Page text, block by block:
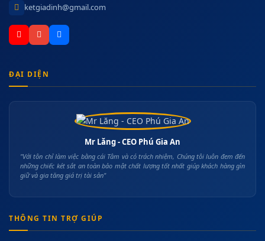
ketgiadinh@gmail.com
ĐẠI DIỆN
Mr Lăng - CEO Phú Gia An
"Với tôn chỉ làm việc bằng cái Tâm và có trách nhiệm, Chúng tôi luôn đem đến
những chiếc két sắt an toàn bảo mật chất lượng tốt nhất giúp khách hàng gìn
giữ và gia tăng giá trị tài sản"
THÔNG TIN TRỢ GIÚP